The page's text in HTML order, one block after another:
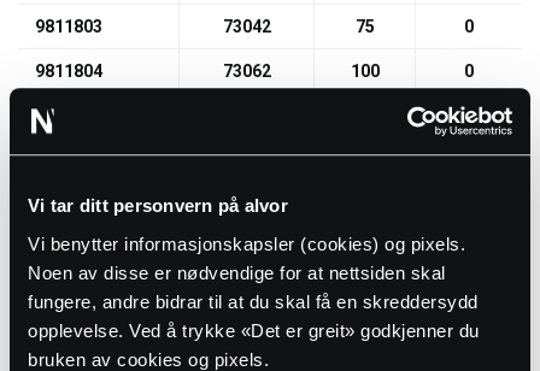
Vi tar ditt personvern på alvor
Vi benytter informasjonskapsler (cookies) og pixels.
Noen av disse er nødvendige for at nettsiden skal
fungere, andre bidrar til at du skal få en skreddersydd
opplevelse. Ved å trykke «Det er greit» godkjenner du
bruken av cookies og pixels.
9811803 73042 75 0
9811804 73062 100 0
9811805 0
9811806 73092 150 0
9811807 73542
9811808 73552 200
9811809 73562 225 0
9811811 73572 250 0